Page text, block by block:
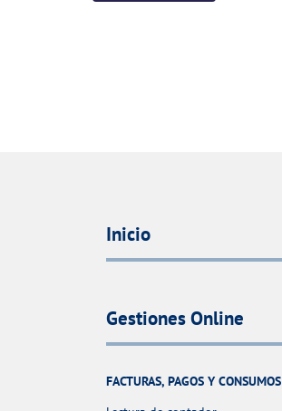
Inicio
Gestiones Online
FACTURAS, PAGOS Y CONSUMOS